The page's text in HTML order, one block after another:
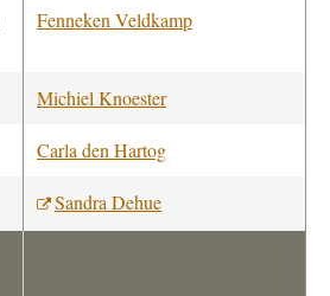
Fenneken Veldkamp
Michiel Knoester
Carla den Hartog
Sandra Dehue